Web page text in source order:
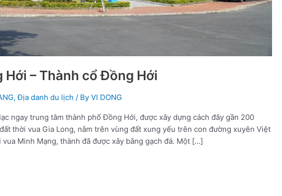
Hới – Thành cổ Đồng Hới
,Địa danh du lịch / By VI DONG
ngay trung tâm thành phố Đồng Hới, được xây dựng cách đây gần 200
thời vua Gia Long, nằm trên vùng đất xung yếu trên con đường xuyên Việt
Minh Mạng, thành đã được xây bằng gạch đá. Một […]